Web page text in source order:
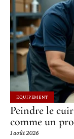
EQUIPEMENT
Peindre le
comme un
1 août 2026